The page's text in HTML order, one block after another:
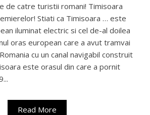
de catre turistii romani! Timisoara
Stiati ca Timisoara … este
iluminat electric si cel de-al doilea
oras european care a avut tramvai
cu un canal navigabil construit
este orasul din care a pornit
Read More